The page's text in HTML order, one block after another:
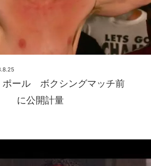
ポール ボクシングマッチ前
に公開計量